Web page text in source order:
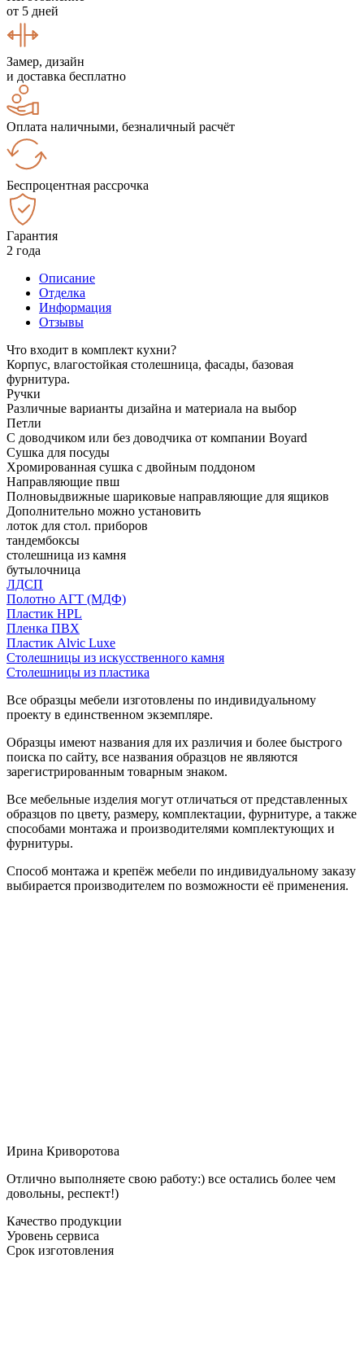
от 5 дней
Замер, дизайн
и доставка бесплатно
Оплата наличными, безналичный расчёт
Беспроцентная рассрочка
Гарантия
2 года
Описание
Отделка
Информация
Отзывы
Что входит в комплект кухни?
Корпус, влагостойкая столешница, фасады, базовая
фурнитура.
Ручки
Различные варианты дизайна и материала на выбор
Петли
С доводчиком или без доводчика от компании Boyard
Сушка для посуды
Хромированная сушка с двойным поддоном
Направляющие пвш
Полновыдвижные шариковые направляющие для ящиков
Дополнительно можно установить
лоток для стол. приборов
тандембоксы
столешница из камня
бутылочница
ЛДСП
Полотно АГТ (МДФ)
Пластик HPL
Пленка ПВХ
Пластик Alvic Luxe
Столешницы из искусственного камня
Столешницы из пластика
Все образцы мебели изготовлены по индивидуальному
проекту в единственном экземпляре.
Образцы имеют названия для их различия и более быстрого
поиска по сайту, все названия образцов не являются
зарегистрированным товарным знаком.
Все мебельные изделия могут отличаться от представленных
образцов по цвету, размеру, комплектации, фурнитуре, а также
способами монтажа и производителями комплектующих и
фурнитуры.
Способ монтажа и крепёж мебели по индивидуальному заказу
выбирается производителем по возможности её применения.
Ирина Криворотова
Отлично выполняете свою работу:) все остались более чем
довольны, респект!)
Качество продукции
Уровень сервиса
Срок изготовления